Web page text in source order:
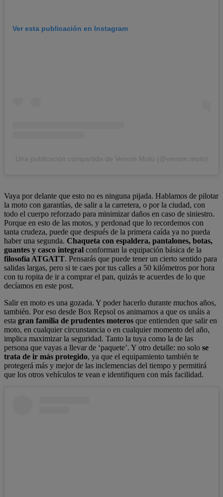
Ver esta publicación en Instagram
Una publicación compartida de Venom Moto (@venom.moto)
Vaya por delante que esto no es ninguna pijada. Hablamos de pilotar
la moto con garantías, de salir a la carretera, o por la ciudad, con
todo el cuerpo reforzado para minimizar daños en caso de siniestro.
Porque en esto de las motos, y perdonad que lo recordemos con
tanta crudeza, puede que después de la primera caída ya no pueda
haber una segunda. Chaqueta con espaldera, pantalones, botas,
guantes y casco integral conforman la equipación básica de la
filosofía ATGATT. Pensarás que puede tener un cierto sentido para
salidas largas, pero si te caes por tus calles a 50 kilómetros por hora
con tu ropita de ir a comprar el pan, quizás te acuerdes de lo que
decíamos en este post.
Salir en moto es una gozada. Y poder hacerlo durante muchos años,
también. Por eso desde Box Repsol os animamos a que os unáis a
esta gran familia de prudentes moteros que entienden que salir en
moto, en cualquier circunstancia o en cualquier momento del año,
implica maximizar la seguridad. Tanto la tuya como la de las
persona que vayas a llevar de ‘paquete’. Y otro detalle: no solo se
trata de ir más protegido, ya que el equipamiento también te
protegerá más y mejor de las inclemencias del tiempo y permitirá
que los otros vehículos te vean e identifiquen con más facilidad.